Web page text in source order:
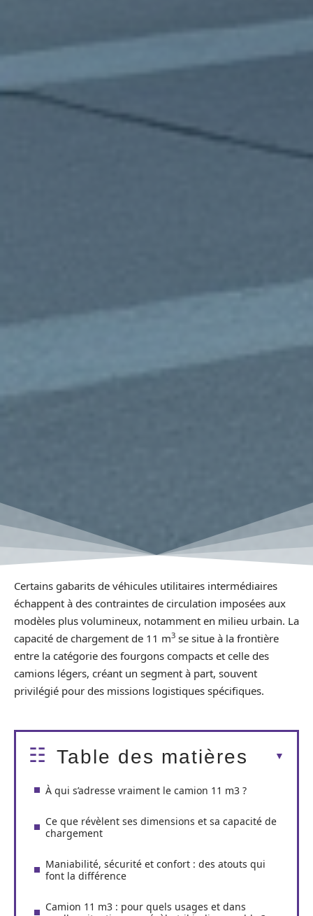
Certains gabarits de véhicules utilitaires intermédiaires
échappent à des contraintes de circulation imposées aux
modèles plus volumineux, notamment en milieu urbain. La
capacité de chargement de 11 m3 se situe à la frontière
entre la catégorie des fourgons compacts et celle des
camions légers, créant un segment à part, souvent
privilégié pour des missions logistiques spécifiques.
Table des matières
À qui s’adresse vraiment le camion 11 m3 ?
Ce que révèlent ses dimensions et sa capacité de
chargement
Maniabilité, sécurité et confort : des atouts qui
font la différence
Camion 11 m3 : pour quels usages et dans